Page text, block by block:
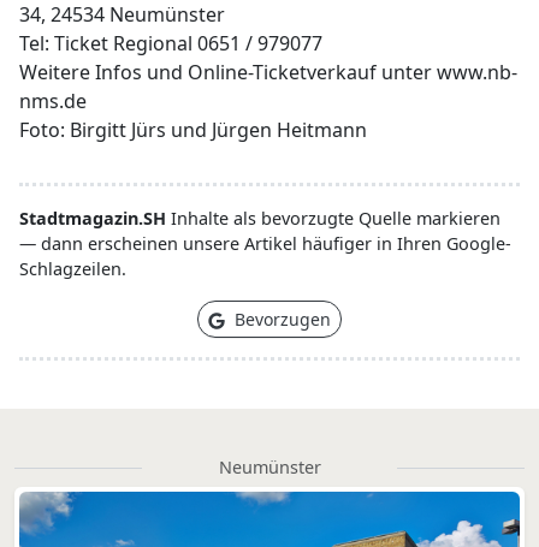
34, 24534 Neumünster
Tel: Ticket Regional 0651 / 979077
Weitere Infos und Online-Ticketverkauf unter www.nb-
nms.de
Foto: Birgitt Jürs und Jürgen Heitmann
Stadtmagazin.SH Inhalte als bevorzugte Quelle markieren
— dann erscheinen unsere Artikel häufiger in Ihren Google-
Schlagzeilen.
Bevorzugen
Neumünster